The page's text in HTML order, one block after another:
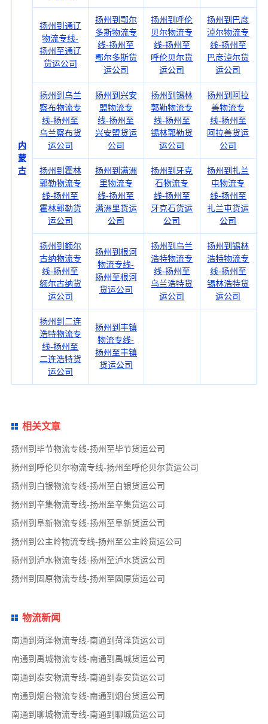
内
蒙
古
扬州到通辽
物流专线-
扬州至通辽
货运公司
扬州到鄂尔
多斯物流专
线-扬州至
鄂尔多斯货
运公司
扬州到呼伦
贝尔物流专
线-扬州至
呼伦贝尔货
运公司
扬州到巴彦
淖尔物流专
线-扬州至
巴彦淖尔货
运公司
扬州到乌兰
察布物流专
线-扬州至
乌兰察布货
运公司
扬州到兴安
盟物流专
线-扬州至
兴安盟货运
公司
扬州到锡林
郭勒物流专
线-扬州至
锡林郭勒货
运公司
扬州到阿拉
善物流专
线-扬州至
阿拉善货运
公司
扬州到霍林
郭勒物流专
线-扬州至
霍林郭勒货
运公司
扬州到满洲
里物流专
线-扬州至
满洲里货运
公司
扬州到牙克
石物流专
线-扬州至
牙克石货运
公司
扬州到扎兰
屯物流专
线-扬州至
扎兰屯货运
公司
扬州到额尔
古纳物流专
线-扬州至
额尔古纳货
运公司
扬州到根河
物流专线-
扬州至根河
货运公司
扬州到乌兰
浩特物流专
线-扬州至
乌兰浩特货
运公司
扬州到锡林
浩特物流专
线-扬州至
锡林浩特货
运公司
扬州到二连
浩特物流专
线-扬州至
二连浩特货
运公司
扬州到丰镇
物流专线-
扬州至丰镇
货运公司
相关文章
扬州到毕节物流专线-扬州至毕节货运公司
扬州到呼伦贝尔物流专线-扬州至呼伦贝尔货运公司
扬州到白银物流专线-扬州至白银货运公司
扬州到辛集物流专线-扬州至辛集货运公司
扬州到阜新物流专线-扬州至阜新货运公司
扬州到公主岭物流专线-扬州至公主岭货运公司
扬州到泸水物流专线-扬州至泸水货运公司
扬州到固原物流专线-扬州至固原货运公司
物流新闻
南通到菏泽物流专线-南通到菏泽货运公司
南通到禹城物流专线-南通到禹城货运公司
南通到泰安物流专线-南通到泰安货运公司
南通到烟台物流专线-南通到烟台货运公司
南通到聊城物流专线-南通到聊城货运公司